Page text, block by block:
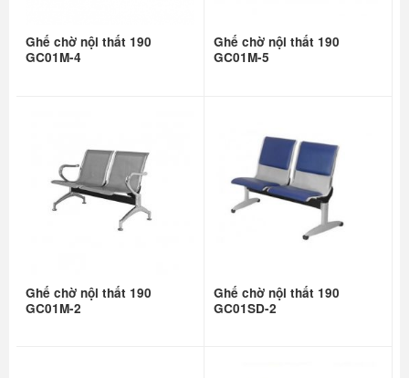
Ghế chờ nội thất 190
GC01M-4
Ghế chờ nội thất 190
GC01M-5
Ghế chờ nội thất 190
GC01M-2
Ghế chờ nội thất 190
GC01SD-2